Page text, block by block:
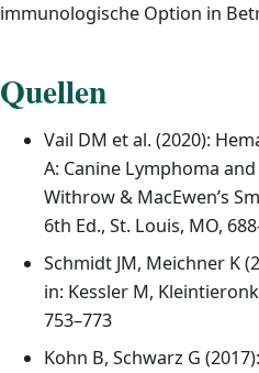
immunologische Option in
Quellen
Vail DM et al. (2020):
A: Canine Lymphoma
Withrow & MacEwen’s
6th Ed., St. Louis, MO,
Schmidt JM, Meichner K
in: Kessler M,
753–773
Kohn B, Schwarz G